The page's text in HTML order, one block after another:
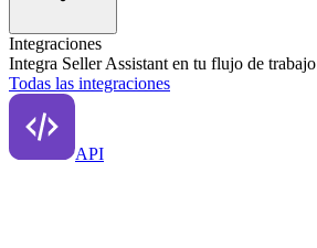
Integraciones
Integra Seller Assistant en tu flujo de trabajo
Todas las integraciones
API